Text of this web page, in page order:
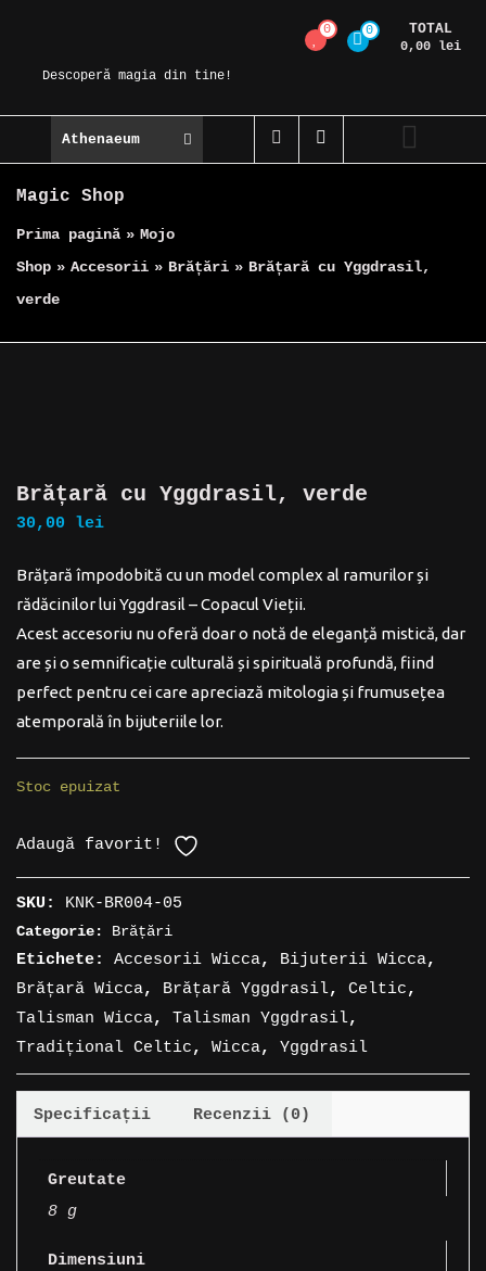
contentDescoperă magia din tine!
0 0 TOTAL
0,00 lei
Athenaeum
Magic Shop
Prima pagină » Mojo
Shop » Accesorii » Brățări » Brățară cu Yggdrasil,
verde
Brățară cu Yggdrasil, verde
30,00 lei
Brățară împodobită cu un model complex al ramurilor și
rădăcinilor lui Yggdrasil – Copacul Vieții.
Acest accesoriu nu oferă doar o notă de eleganță mistică, dar
are și o semnificație culturală și spirituală profundă, fiind
perfect pentru cei care apreciază mitologia și frumusețea
atemporală în bijuteriile lor.
Stoc epuizat
Adaugă favorit!
SKU: KNK-BR004-05
Categorie: Brățări
Etichete: Accesorii Wicca, Bijuterii Wicca,
Brățară Wicca, Brățară Yggdrasil, Celtic,
Talisman Wicca, Talisman Yggdrasil,
Tradițional Celtic, Wicca, Yggdrasil
Specificații Recenzii (0)
Greutate
8 g
Dimensiuni